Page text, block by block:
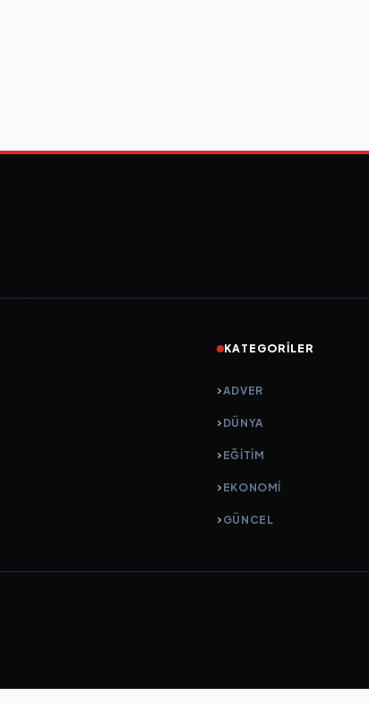
KATEGORILER
ADVER
DÜNYA
EĞİTİM
EKONOMİ
GÜNCEL